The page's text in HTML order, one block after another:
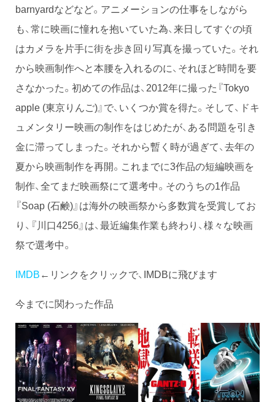
barnyardなどなど。アニメーションの仕事をしながら
も、常に映画に憧れを抱いていた為、来日してすぐの頃
はカメラを片手に街を歩き回り写真を撮っていた。それ
から映画制作へと本腰を入れるのに、それほど時間を要
さなかった。初めての作品は、2012年に撮った『Tokyo
apple (東京りんご)』で、いくつか賞を得た。そして、ドキ
ュメンタリー映画の制作をはじめたが、ある問題を引き
金に滞ってしまった。それから暫く時が過ぎて、去年の
夏から映画制作を再開。これまでに3作品の短編映画を
制作、全てまだ映画祭にて選考中。そのうちの1作品
『Soap (石鹸)』は海外の映画祭から多数賞を受賞してお
り、『川口4256』は、最近編集作業も終わり、様々な映画
祭で選考中。
IMDB←リンクをクリックで、IMDBに飛びます
今までに関わった作品